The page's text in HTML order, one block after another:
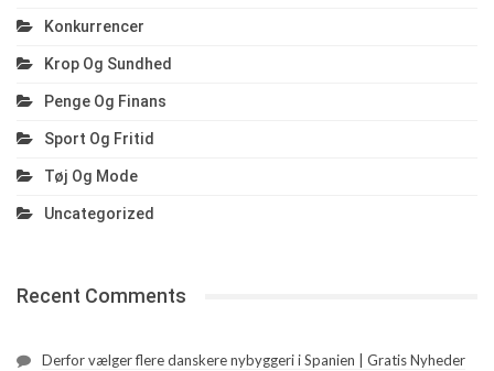
Konkurrencer
Krop Og Sundhed
Penge Og Finans
Sport Og Fritid
Tøj Og Mode
Uncategorized
Recent Comments
Derfor vælger flere danskere nybyggeri i Spanien | Gratis Nyheder